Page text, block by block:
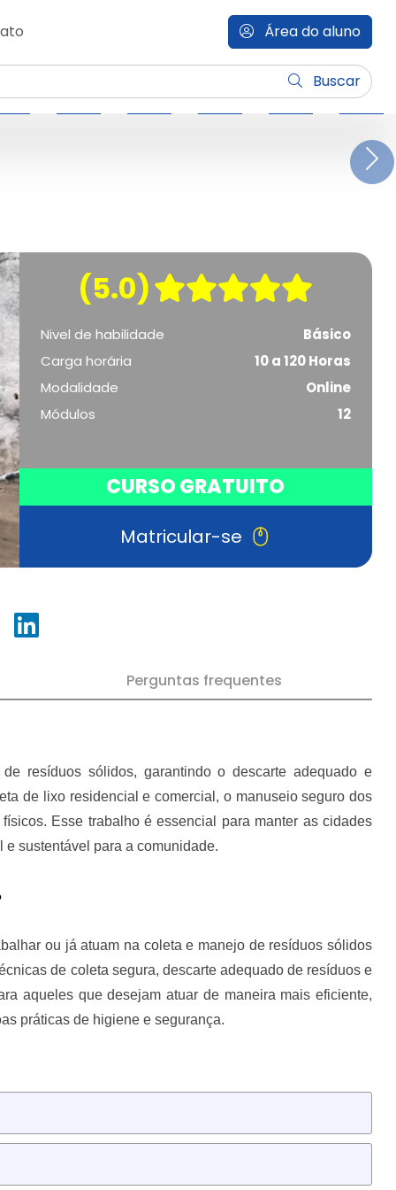
Área do aluno
Buscar
(5.0)
Nivel de habilidade
Básico
Carga horária
10 a 120 Horas
Modalidade
Online
Módulos
12
CURSO GRATUITO
Matricular-se
Perguntas frequentes
resíduos sólidos, garantindo o descarte adequado e
de lixo residencial e comercial, o manuseio seguro dos
Esse trabalho é essencial para manter as cidades
e sustentável para a comunidade.
ou já atuam na coleta e manejo de resíduos sólidos
de coleta segura, descarte adequado de resíduos e
aqueles que desejam atuar de maneira mais eficiente,
práticas de higiene e segurança.